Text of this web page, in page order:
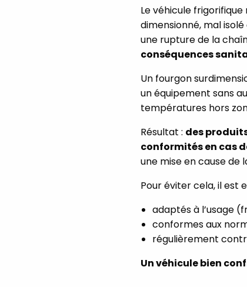
Le véhicule
dimensionné, mal
une rupture de la
conséquences
Un fourgon
un équipement sans
températures hors
Résultat : des
conformités en cas
une mise en cause de
Pour éviter cela, il est
adaptés à l’usage
conformes aux
régulièrement
Un véhicule bien